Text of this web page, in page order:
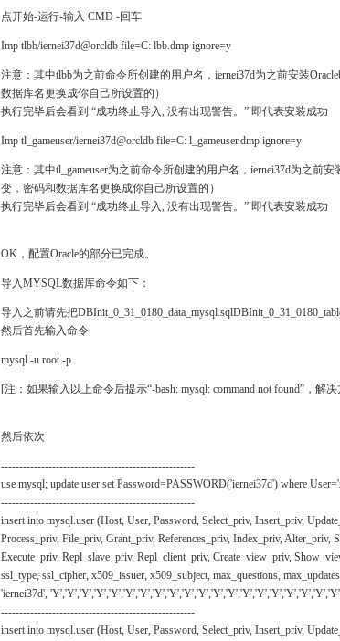
点开始-运行-输入 CMD -回车
Imp tlbb/iernei37d@orcldb file=C: lbb.dmp ignore=y
注意：其中tlbb为之前命令所创建的用户名，iernei37d为之前安装
数据库名更换成你自己所设置的）
执行完毕后会看到 “成功终止导入, 没有出现警告。” 即代表安装成功
Imp tl_gameuser/iernei37d@orcldb file=C: l_gameuser.dmp ignore=y
注意：其中tl_gameuser为之前命令所创建的用户名，iernei37d为之前
变，密码和数据库名更换成你自己所设置的）
执行完毕后会看到 “成功终止导入, 没有出现警告。” 即代表安装成功
OK，配置Oracle的部分已完成。
导入MYSQL数据库命令如下：
导入之前请先把
然后首先输入命令
mysql -u root -p
[注：如果输入以上命令后提示“-bash: mysql: command not found”，解
然后依次
-----------------------------------------------------
use mysql; update user set Password=PASSWORD('iernei37d') where
-----------------------------------------------------
insert into mysql.user (Host, User, Password, Select_priv, Insert_priv,
Process_priv, File_priv, Grant_priv, References_priv, Index_priv, Alter_priv,
Execute_priv, Repl_slave_priv, Repl_client_priv, Create_view_priv,
ssl_type, ssl_cipher, x509_issuer, x509_subject, max_questions,
'iernei37d',
-----------------------------------------------------
insert into mysql.user (Host, User, Password, Select_priv, Insert_priv,